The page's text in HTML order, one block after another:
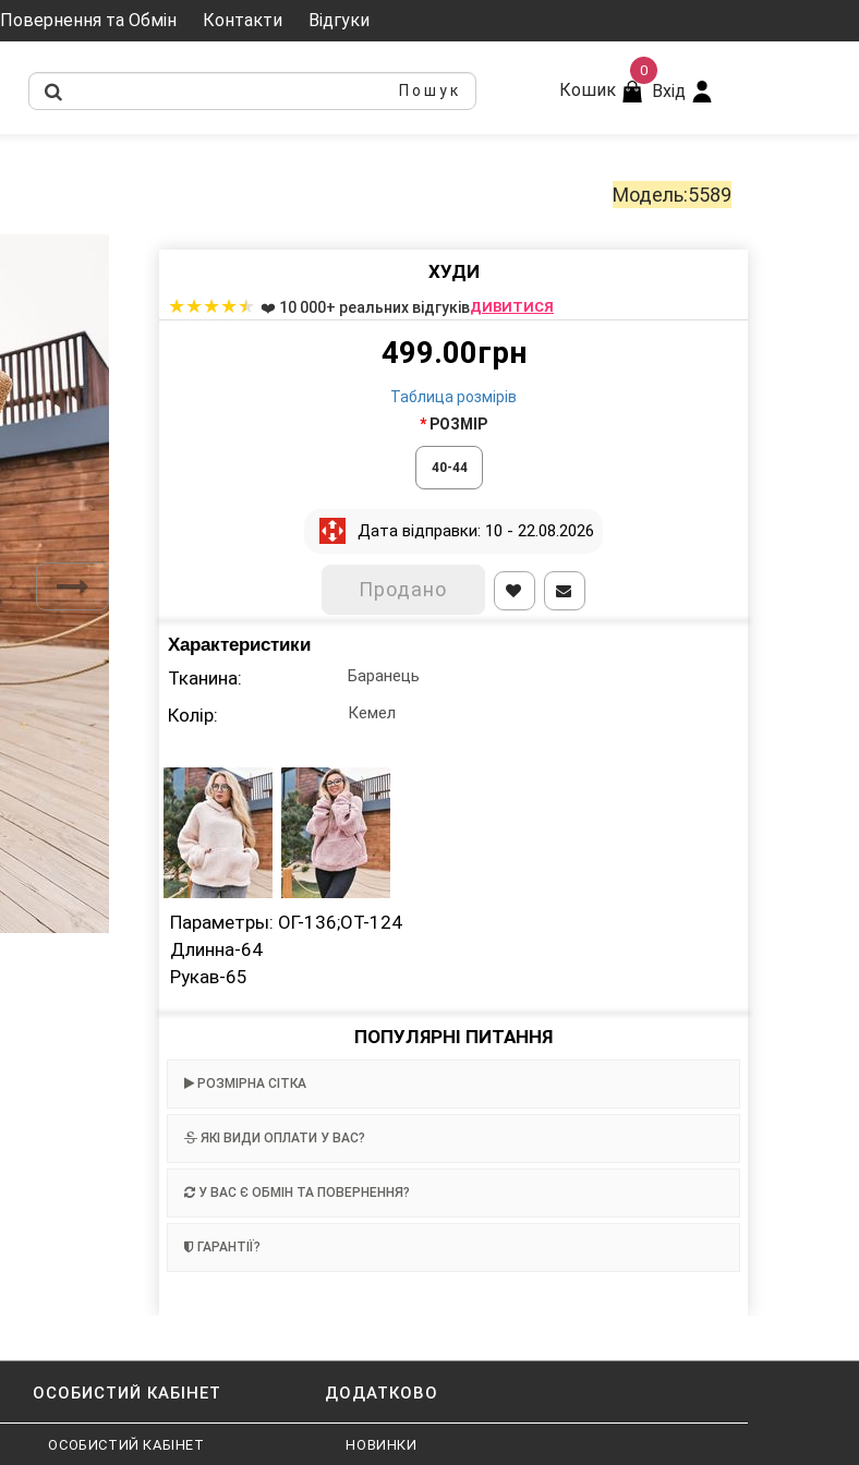
Повернення та Обмін Контакти Відгуки
Пошук Кошик
0
Вхід
Модель:5589
ХУДИ
★★★★★ ❤️ 10 000+ реальних відгуківДИВИТИСЯ
499.00грн
Таблица розмірів
РОЗМІР
40-44
Дата відправки: 10 - 22.08.2026
Продано
Характеристики
Тканина: Баранець
Колір: Кемел
Параметры: ОГ-136;ОТ-124
Длинна-64
Рукав-65
ПОПУЛЯРНІ ПИТАННЯ
РОЗМІРНА СІТКА
ЯКІ ВИДИ ОПЛАТИ У ВАС?
У ВАС Є ОБМІН ТА ПОВЕРНЕННЯ?
ГАРАНТІЇ?
ОСОБИСТИЙ КАБІНЕТ
ОСОБИСТИЙ КАБІНЕТ
ДОДАТКОВО
НОВИНКИ